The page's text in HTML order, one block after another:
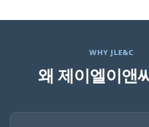
WHY JLE&C
왜 제이엘이앤